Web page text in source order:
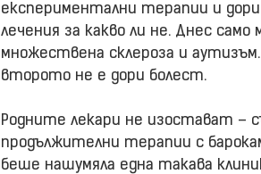
експериментални терапии и
лечения за какво ли не. Днес
множествена склероза и
второто не е дори болест.
Родните лекари не изостават –
продължителни терапии с
беше нашумяла една такава